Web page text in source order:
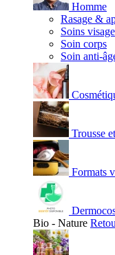
Homme
Rasage &
Soins visage
Soin corps
Soin anti-
Trousse
Formats
Bio - Nature